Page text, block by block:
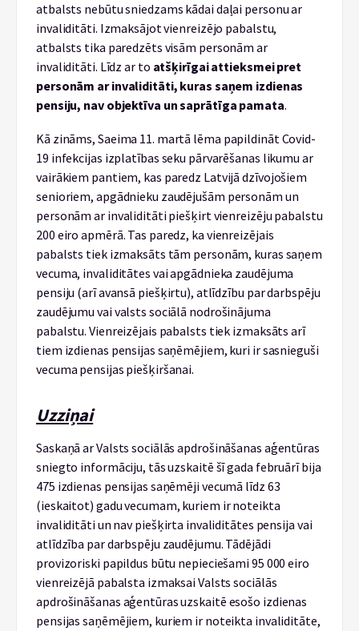
atbalsts nebūtu sniedzams kādai daļai personu ar
invaliditāti. Izmaksājot vienreizējo pabalstu,
atbalsts tika paredzēts visām personām ar
invaliditāti. Līdz ar to atšķirīgai attieksmei pret
personām ar invaliditāti, kuras saņem izdienas
pensiju, nav objektīva un saprātīga pamata.
Kā zināms, Saeima 11. martā lēma papildināt Covid-
19 infekcijas izplatības seku pārvarēšanas likumu ar
vairākiem pantiem, kas paredz Latvijā dzīvojošiem
senioriem, apgādnieku zaudējušām personām un
personām ar invaliditāti piešķirt vienreizēju pabalstu
200 eiro apmērā. Tas paredz, ka vienreizējais
pabalsts tiek izmaksāts tām personām, kuras saņem
vecuma, invaliditātes vai apgādnieka zaudējuma
pensiju (arī avansā piešķirtu), atlīdzību par darbspēju
zaudējumu vai valsts sociālā nodrošinājuma
pabalstu. Vienreizējais pabalsts tiek izmaksāts arī
tiem izdienas pensijas saņēmējiem, kuri ir sasnieguši
vecuma pensijas piešķiršanai.
Uzziņai
Saskaņā ar Valsts sociālās apdrošināšanas aģentūras
sniegto informāciju, tās uzskaitē šī gada februārī bija
475 izdienas pensijas saņēmēji vecumā līdz 63
(ieskaitot) gadu vecumam, kuriem ir noteikta
invaliditāti un nav piešķirta invaliditātes pensija vai
atlīdzība par darbspēju zaudējumu. Tādējādi
provizoriski papildus būtu nepieciešami 95 000 eiro
vienreizējā pabalsta izmaksai Valsts sociālās
apdrošināšanas aģentūras uzskaitē esošo izdienas
pensijas saņēmējiem, kuriem ir noteikta invaliditāte,